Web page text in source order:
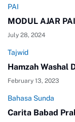
PAI
MODUL AJAR
July 28, 2024
Tajwid
Hamzah Washal
February 13, 2023
Bahasa Sunda
Carita Babad